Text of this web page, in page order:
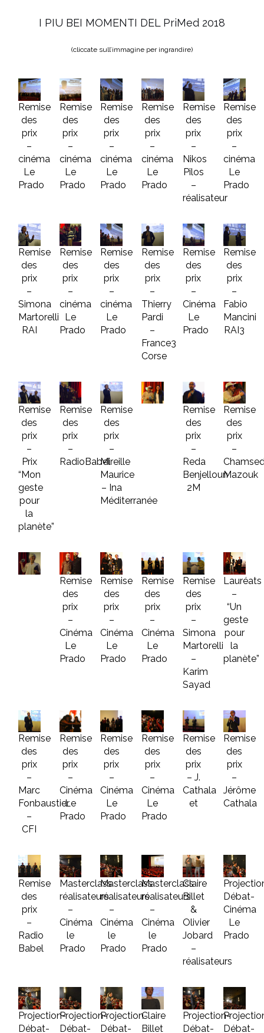
I PIU BEI MOMENTI DEL PriMed 2018
(cliccate sull’immagine per ingrandire)
Remise
des
prix
–
cinéma
Le
Prado
Remise
des
prix
–
cinéma
Le
Prado
Remise
des
prix
–
cinéma
Le
Prado
Remise
des
prix
–
cinéma
Le
Prado
Remise
des
prix
–
Nikos
Pilos
–
réalisateur
Remise
des
prix
–
cinéma
Le
Prado
Remise
des
prix
–
Simona
Martorelli
RAI
Remise
des
prix
–
cinéma
Le
Prado
Remise
des
prix
–
cinéma
Le
Prado
Remise
des
prix
–
Thierry
Pardi
–
France3
Corse
Remise
des
prix
–
Cinéma
Le
Prado
Remise
des
prix
–
Fabio
Mancini
RAI3
Remise
des
prix
–
Prix
“Mon
geste
pour
la
planète”
Remise
des
prix
–
RadioBabel
Remise
des
prix
–
Mireille
Maurice
– Ina
Méditerranée
Remise
des
prix
–
Reda
Benjelloun
2M
Remise
des
prix
–
Mazouk
Remise
des
prix
–
Cinéma
Le
Prado
Remise
des
prix
–
Cinéma
Le
Prado
Remise
des
prix
–
Cinéma
Le
Prado
Remise
des
prix
–
Simona
Martorelli
–
Karim
Sayad
Lauréats
–
“Un
geste
pour
la
planète”
Remise
des
prix
–
Marc
Fonbaustier
–
CFI
Remise
des
prix
–
Cinéma
Le
Prado
Remise
des
prix
–
Cinéma
Le
Prado
Remise
des
prix
–
Cinéma
Le
Prado
Remise
des
prix
– J.
Cathala
et
Remise
des
prix
–
Jérôme
Cathala
Remise
des
prix
–
Radio
Babel
Masterclass
réalisateurs
–
Cinéma
le
Prado
Masterclass
réalisateurs
–
Cinéma
le
Prado
Masterclass
réalisateurs
–
Cinéma
le
Prado
Claire
Billet
&
Olivier
Jobard
–
réalisateurs
Débat-
Cinéma
Le
Prado
Projection-
Débat-
Projection-
Débat-
Projection-
Débat-
Claire
Billet
Projection-
Débat-
Débat-